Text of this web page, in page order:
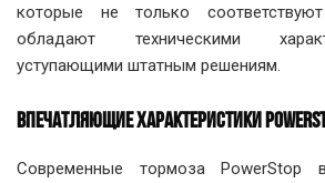
которые не только
обладают техническими
уступающими штатным решениям.
ВПЕЧАТЛЯЮЩИЕ ХАРАКТЕРИСТИКИ
Современные тормоза PowerStop